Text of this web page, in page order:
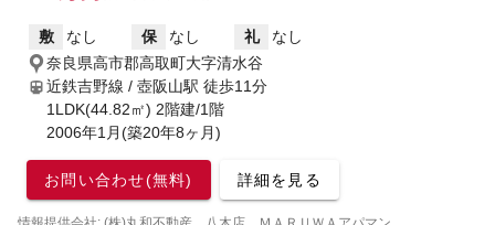
敷 なし 保 なし 礼
なし
奈良県高市郡高取町大字清水谷
近鉄吉野線 / 壺阪山駅 徒歩11分
1LDK(44.82㎡) 2階建/1階
2006年1月(築20年8ヶ月)
お問い合わせ(無料) 詳細を見る